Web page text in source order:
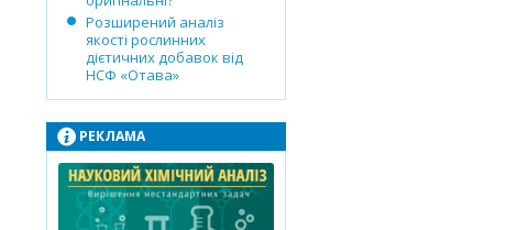
Розширений аналіз
якості рослинних
дієтичних добавок від
НСФ «Отава»
РЕКЛАМА